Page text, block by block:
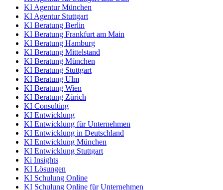
KI Agentur München
KI Agentur Stuttgart
KI Beratung Berlin
KI Beratung Frankfurt am Main
KI Beratung Hamburg
KI Beratung Mittelstand
KI Beratung München
KI Beratung Stuttgart
KI Beratung Ulm
KI Beratung Wien
KI Beratung Zürich
KI Consulting
KI Entwicklung
KI Entwicklung für Unternehmen
KI Entwicklung in Deutschland
KI Entwicklung München
KI Entwicklung Stuttgart
Ki Insights
KI Lösungen
KI Schulung Online
KI Schulung Online für Unternehmen